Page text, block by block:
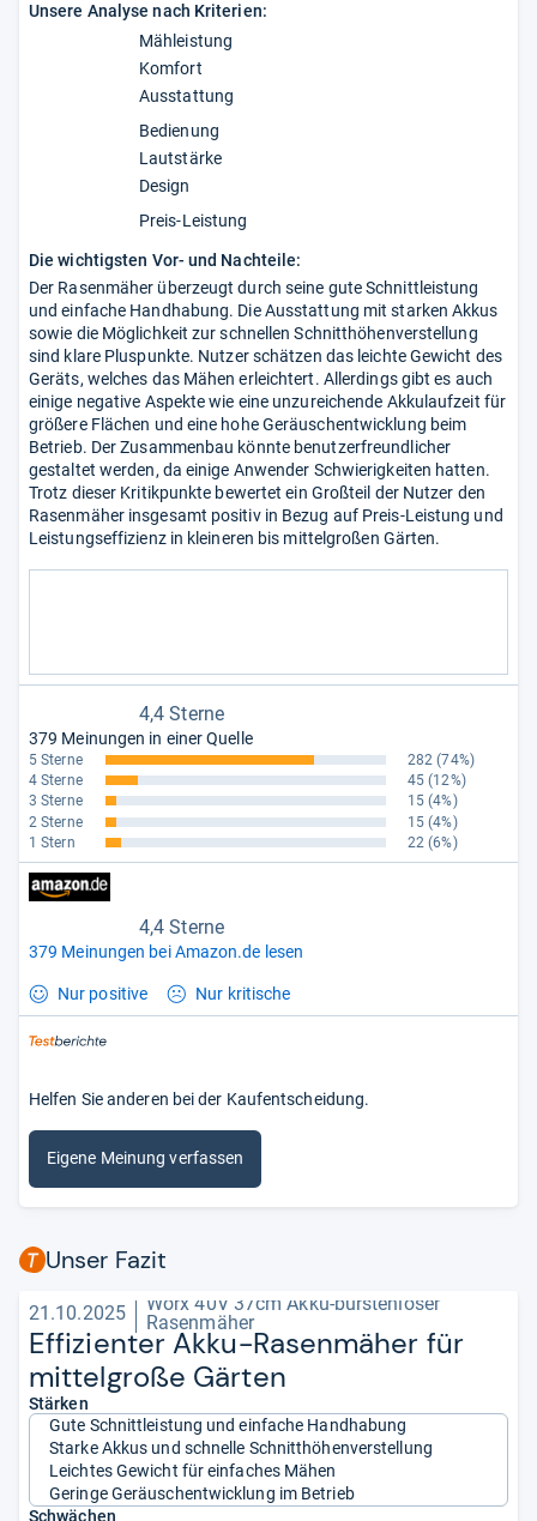
Unsere Analyse nach Kriterien:
Mähleistung
Komfort
Ausstattung
Bedienung
Lautstärke
Design
Preis-Leistung
Die wichtigsten Vor- und Nachteile:
Der Rasenmäher überzeugt durch seine gute Schnittleistung
und einfache Handhabung. Die Ausstattung mit starken Akkus
sowie die Möglichkeit zur schnellen Schnitthöhenverstellung
sind klare Pluspunkte. Nutzer schätzen das leichte Gewicht des
Geräts, welches das Mähen erleichtert. Allerdings gibt es auch
einige negative Aspekte wie eine unzureichende Akkulaufzeit für
größere Flächen und eine hohe Geräuschentwicklung beim
Betrieb. Der Zusammenbau könnte benutzerfreundlicher
gestaltet werden, da einige Anwender Schwierigkeiten hatten.
Trotz dieser Kritikpunkte bewertet ein Großteil der Nutzer den
Rasenmäher insgesamt positiv in Bezug auf Preis-Leistung und
Leistungseffizienz in kleineren bis mittelgroßen Gärten.
4,4 Sterne
379 Meinungen in einer Quelle
5 Sterne 282 (74%)
4 Sterne
45 (12%)
3 Sterne
15 (4%)
2 Sterne
15 (4%)
1 Stern
22 (6%)
4,4 Sterne
379 Meinungen bei Amazon.de lesen
Nur positive Nur kritische
Helfen Sie anderen bei der Kaufentscheidung.
Eigene Meinung verfassen
Unser Fazit
21.10.2025
Worx 40V 37cm Akku-bürstenloser
Rasenmäher
Effi­zi­en­ter Akku-​Rasen­mä­her für
mit­tel­große Gär­ten
Stärken
Gute Schnittleistung und einfache Handhabung
Starke Akkus und schnelle Schnitthöhenverstellung
Leichtes Gewicht für einfaches Mähen
Geringe Geräuschentwicklung im Betrieb
Schwächen